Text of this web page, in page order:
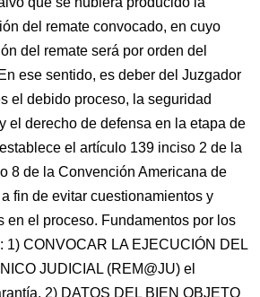
del remate convocado, en cuyo
del remate será por orden del
ese sentido, es deber del Juzgador
el debido proceso, la seguridad
el derecho de defensa en la etapa de
el artículo 139 inciso 2 de la
8 de la Convención Americana de
fin de evitar cuestionamientos y
en el proceso. Fundamentos por los
1) CONVOCAR LA EJECUCIÓN DEL
JUDICIAL (REM@JU) el
2) DATOS DEL BIEN OBJETO